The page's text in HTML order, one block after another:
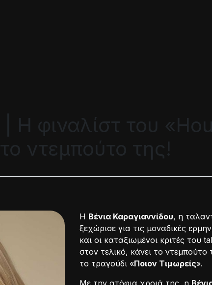
| Η φιναλίστ του
ντεμπούτο της!
Η Βένια Καραγιαννίδου, η
ξεχώρισε για τις μοναδικές
και οι καταξιωμένοι κριτές του
στον τελικό, κάνει το
το τραγούδι «Ποιον Τιμωρείς».
Με την ατόφια χροιά της, η